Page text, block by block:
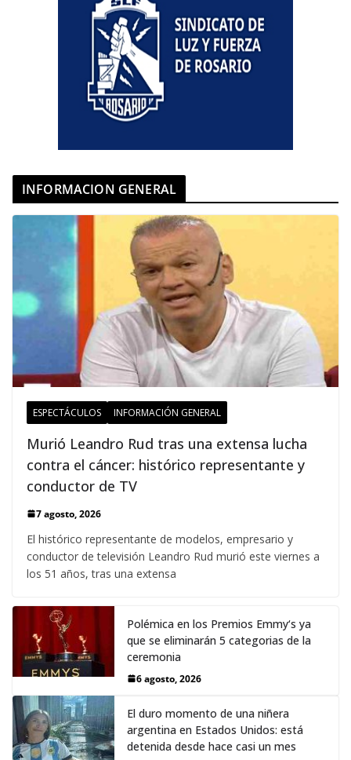
INFORMACION GENERAL
ESPECTÁCULOS INFORMACIÓN GENERAL
Murió Leandro Rud tras una extensa lucha
contra el cáncer: histórico representante y
conductor de TV
7 agosto, 2026
El histórico representante de modelos, empresario y
conductor de televisión Leandro Rud murió este viernes a
los 51 años, tras una extensa
Polémica en los Premios Emmy‘s ya
que se eliminarán 5 categorias de la
ceremonia
6 agosto, 2026
El duro momento de una niñera
argentina en Estados Unidos: está
detenida desde hace casi un mes